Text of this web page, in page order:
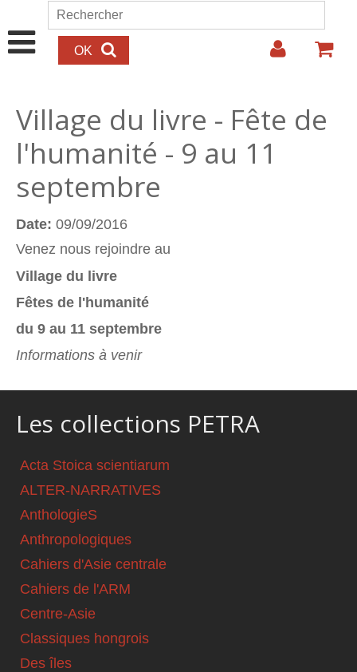
Aller au contenu principal
Formulaire de recherche
Rechercher
Village du livre - Fête de
l'humanité - 9 au 11
septembre
Date: 09/09/2016
Venez nous rejoindre au
Village du livre
Fêtes de l'humanité
du 9 au 11 septembre
Informations à venir
Les collections PETRA
Acta Stoica scientiarum
ALTER-NARRATIVES
AnthologieS
Anthropologiques
Cahiers d'Asie centrale
Cahiers de l'ARM
Centre-Asie
Classiques hongrois
Des îles